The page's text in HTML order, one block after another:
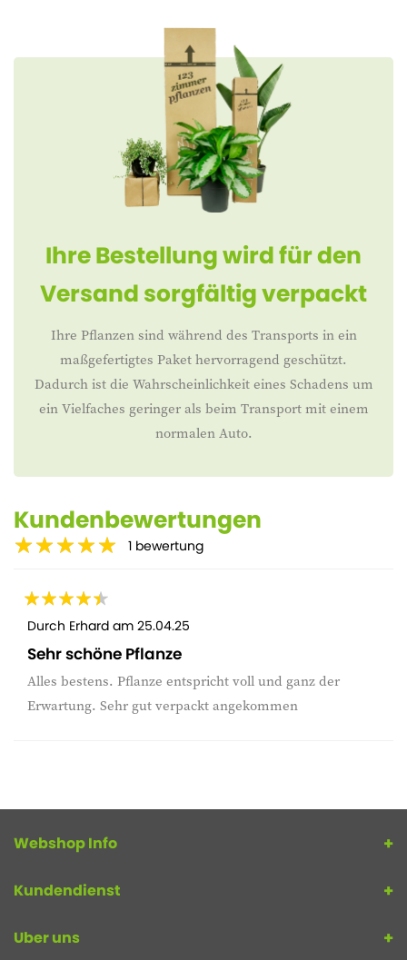
Ihre Bestellung wird für den
Versand sorgfältig verpackt
Ihre Pflanzen sind während des Transports in ein
maßgefertigtes Paket hervorragend geschützt.
Dadurch ist die Wahrscheinlichkeit eines Schadens um
ein Vielfaches geringer als beim Transport mit einem
normalen Auto.
Kundenbewertungen
1 bewertung
Durch Erhard am 25.04.25
Sehr schöne Pflanze
Alles bestens. Pflanze entspricht voll und ganz der
Erwartung. Sehr gut verpackt angekommen
Webshop Info
Kundendienst
Uber uns